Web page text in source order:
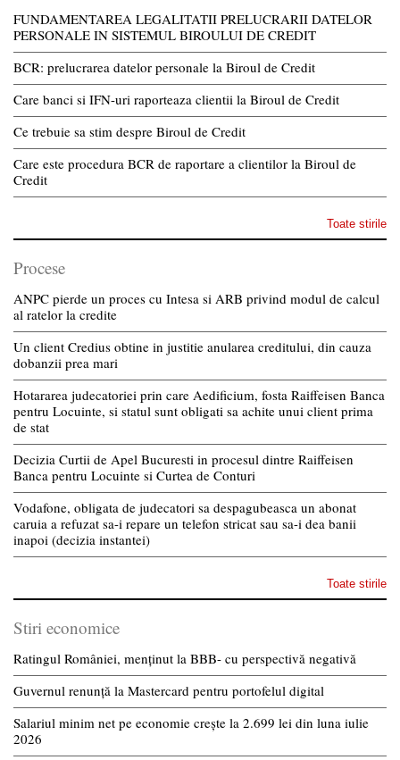
FUNDAMENTAREA LEGALITATII PRELUCRARII DATELOR
PERSONALE IN SISTEMUL BIROULUI DE CREDIT
BCR: prelucrarea datelor personale la Biroul de Credit
Care banci si IFN-uri raporteaza clientii la Biroul de Credit
Ce trebuie sa stim despre Biroul de Credit
Care este procedura BCR de raportare a clientilor la Biroul de
Credit
Toate stirile
Procese
ANPC pierde un proces cu Intesa si ARB privind modul de calcul
al ratelor la credite
Un client Credius obtine in justitie anularea creditului, din cauza
dobanzii prea mari
Hotararea judecatoriei prin care Aedificium, fosta Raiffeisen Banca
pentru Locuinte, si statul sunt obligati sa achite unui client prima
de stat
Decizia Curtii de Apel Bucuresti in procesul dintre Raiffeisen
Banca pentru Locuinte si Curtea de Conturi
Vodafone, obligata de judecatori sa despagubeasca un abonat
caruia a refuzat sa-i repare un telefon stricat sau sa-i dea banii
inapoi (decizia instantei)
Toate stirile
Stiri economice
Ratingul României, menținut la BBB- cu perspectivă negativă
Guvernul renunță la Mastercard pentru portofelul digital
Salariul minim net pe economie crește la 2.699 lei din luna iulie
2026